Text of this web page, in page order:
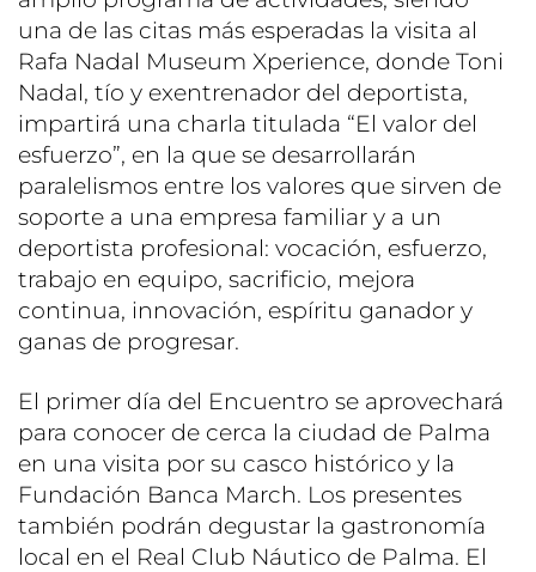
una de las citas más esperadas la visita al
Rafa Nadal Museum Xperience, donde Toni
Nadal, tío y exentrenador del deportista,
impartirá una charla titulada “El valor del
esfuerzo”, en la que se desarrollarán
paralelismos entre los valores que sirven de
soporte a una empresa familiar y a un
deportista profesional: vocación, esfuerzo,
trabajo en equipo, sacrificio, mejora
continua, innovación, espíritu ganador y
ganas de progresar.
El primer día del Encuentro se aprovechará
para conocer de cerca la ciudad de Palma
en una visita por su casco histórico y la
Fundación Banca March. Los presentes
también podrán degustar la gastronomía
local en el Real Club Náutico de Palma. El